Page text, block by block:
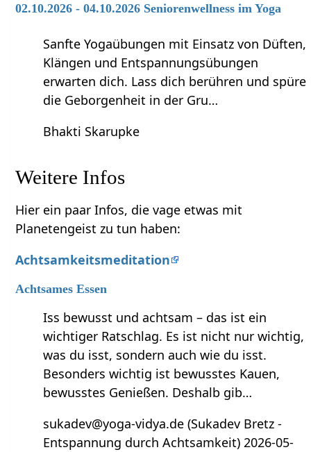
02.10.2026 - 04.10.2026 Seniorenwellness im Yoga
Sanfte Yogaübungen mit Einsatz von Düften,
Klängen und Entspannungsübungen
erwarten dich. Lass dich berühren und spüre
die Geborgenheit in der Gru…
Bhakti Skarupke
Weitere Infos
Hier ein paar Infos, die vage etwas mit
Planetengeist zu tun haben:
Achtsamkeitsmeditation
Achtsames Essen
Iss bewusst und achtsam – das ist ein
wichtiger Ratschlag. Es ist nicht nur wichtig,
was du isst, sondern auch wie du isst.
Besonders wichtig ist bewusstes Kauen,
bewusstes Genießen. Deshalb gib…
sukadev@yoga-vidya.de (Sukadev Bretz -
Entspannung durch Achtsamkeit) 2026-05-